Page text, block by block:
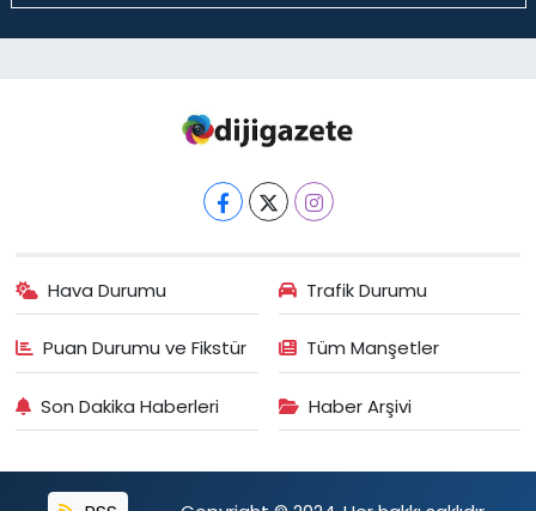
Hava Durumu Trafik Durumu
Puan Durumu ve Fikstür Tüm Manşetler
Son Dakika Haberleri Haber Arşivi